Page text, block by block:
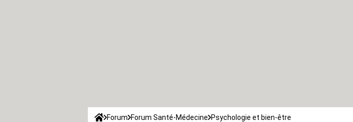
Forum Forum Santé-Médecine Psychologie et bien-être